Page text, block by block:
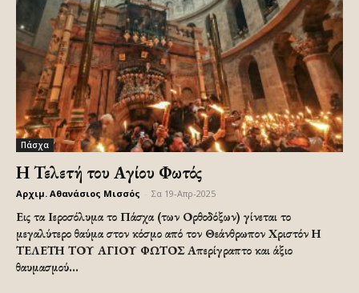
Πάσχα
Η Τελετή του Αγίου Φωτός
Αρχιμ. Αθανάσιος Μισσός Σα 19-Απρ-2025
Εις τα Ιεροσόλυμα το Πάσχα (των Ορθοδόξων) γίνεται το
μεγαλύτερο θαύμα στον κόσμο από τον Θεάνθρωπον Χριστόν Η
ΤΕΛΕΤΗ ΤΟΥ ΑΓΙΟΥ ΦΩΤΟΣ Απερίγραπτο και άξιο
θαυμασμού...